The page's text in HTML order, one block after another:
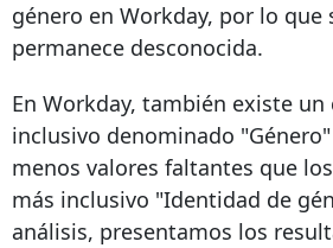
género en Workday, por lo que
permanece desconocida.
En Workday, también existe
inclusivo denominado
menos valores faltantes que
más inclusivo "Identidad de
análisis, presentamos los